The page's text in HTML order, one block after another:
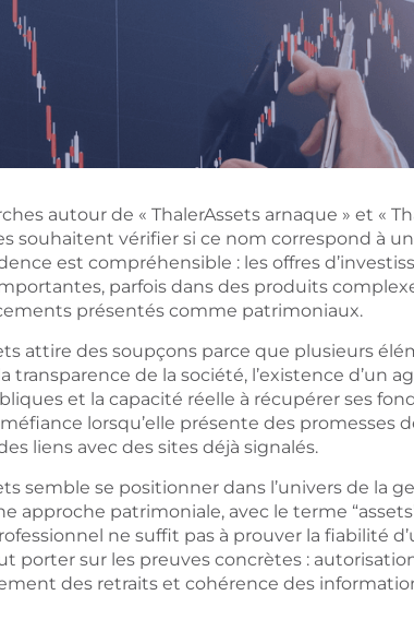
autour de « ThalerAssets arnaque » et «
souhaitent vérifier si ce nom correspond à
est compréhensible : les offres
parfois dans des produits
présentés comme patrimoniaux.
attire des soupçons parce que plusieurs
transparence de la société, l’existence d’un
et la capacité réelle à récupérer ses
lorsqu’elle présente des
liens avec des sites déjà signalés.
semble se positionner dans l’univers de la
approche patrimoniale, avec le terme
ne suffit pas à prouver la fiabilité
porter sur les preuves concrètes :
des retraits et cohérence des